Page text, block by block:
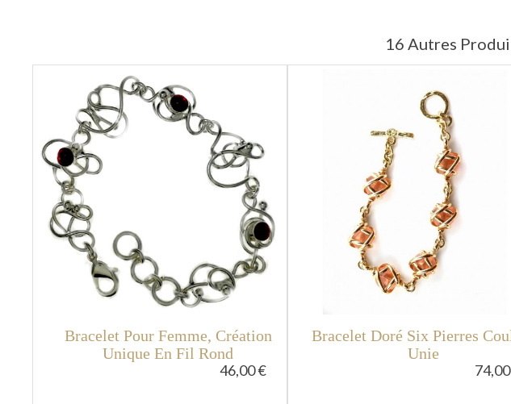
16 Autres
Bracelet Pour Femme, Création
Unique En Fil Rond
46,00 €
Bracelet Doré Six Pierres
Unie